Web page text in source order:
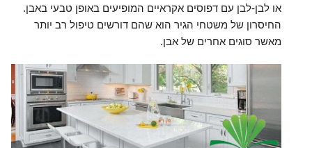
או לבן-לבן עם דפוסים אקראיים המופיעים באופן טבעי באבן.
החיסרון של משטחי הגיר הוא שהם דורשים טיפול רב יותר
מאשר סוגים אחרים של אבן.